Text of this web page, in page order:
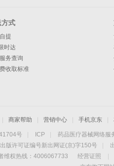
方式
提
时达
务查询
收取标准
商家帮助 营销中心 手机京东
号 ICP 药品医疗器械网络服
版许可证编号新出网证(京)字150号
维权热线：4006067733 经营证照